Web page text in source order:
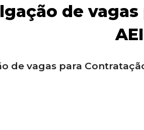
de
AEI
de vagas para